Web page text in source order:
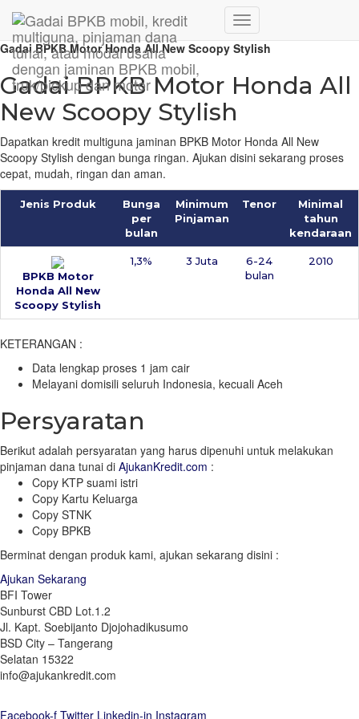
Toggle
Navigation
Home/Produk dan Layanan/Gadai BPKB Motor/
Gadai BPKB Motor Honda All New Scoopy Stylish
Gadai BPKB Motor Honda All
New Scoopy Stylish
Dapatkan kredit multiguna jaminan BPKB Motor Honda All New
Scoopy Stylish dengan bunga ringan. Ajukan disini sekarang proses
cepat, mudah, ringan dan aman.
Jenis Produk
Bunga
per
bulan
Minimum
Pinjaman
Tenor
Minimal
tahun
kendaraan
BPKB Motor
Honda All New
Scoopy Stylish
1,3% 3 Juta
6-24
bulan
2010
KETERANGAN :
Data lengkap proses 1 jam cair
Melayani domisili seluruh Indonesia, kecuali Aceh
Persyaratan
Berikut adalah persyaratan yang harus dipenuhi untuk melakukan
pinjaman dana tunai di AjukanKredit.com :
Copy KTP suami istri
Copy Kartu Keluarga
Copy STNK
Copy BPKB
Berminat dengan produk kami, ajukan sekarang disini :
Ajukan Sekarang
BFI Tower
Sunburst CBD Lot.1.2
Jl. Kapt. Soebijanto Djojohadikusumo
BSD City – Tangerang
Selatan 15322
info@ajukankredit.com
Facebook-f Twitter Linkedin-in Instagram